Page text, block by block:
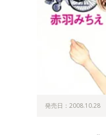
発売日：2008.10.28